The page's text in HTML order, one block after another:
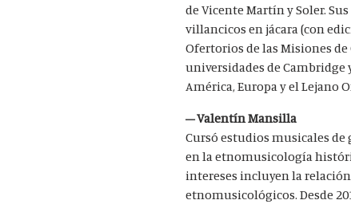
de Vicente Martín y Soler.
villancicos en jácara (con
Ofertorios de las Misiones
universidades de Cambridge
América, Europa y el Lejano
– Valentín Mansilla
Cursó estudios musicales de
en la etnomusicología
intereses incluyen la
etnomusicológicos. Desde